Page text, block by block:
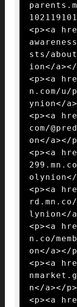
<p><a
sts/
ion</a></
<p><a
n.com/u/
ynion</
<p><a
com/
on</a></
<p><a
olynion</
<p><a
rd.mn.co/
lynion</
<p><a
n.co/
on</a></
<p><a
n</a></p>
<p><a